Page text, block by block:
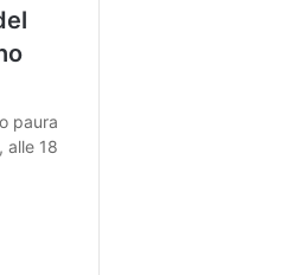
paura
alle 18